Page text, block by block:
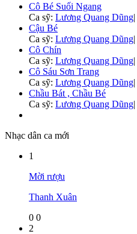
Cô Bé Suối Ngang
Ca sỹ: Lương Quang Dũng|
Cậu Bé
Ca sỹ: Lương Quang Dũng|
Cô Chín
Ca sỹ: Lương Quang Dũng|
Cô Sáu Sơn Trang
Ca sỹ: Lương Quang Dũng|
Chầu Bát , Chầu Bé
Ca sỹ: Lương Quang Dũng|
Nhạc dân ca mới
1
Mời rượu
Thanh Xuân
0 0
2